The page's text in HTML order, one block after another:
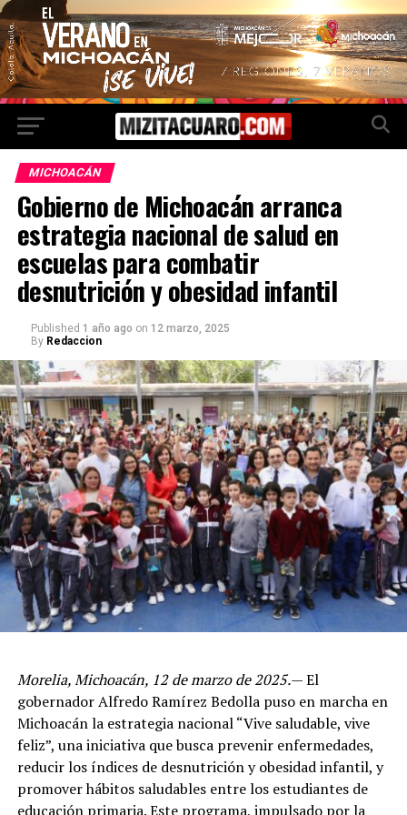
MICHOACÁN
Gobierno de Michoacán arranca
estrategia nacional de salud en
escuelas para combatir
desnutrición y obesidad infantil
Published 1 año ago on 12 marzo, 2025
By Redaccion
Morelia, Michoacán, 12 de marzo de 2025.— El
gobernador Alfredo Ramírez Bedolla puso en marcha en
Michoacán la estrategia nacional “Vive saludable, vive
feliz”, una iniciativa que busca prevenir enfermedades,
reducir los índices de desnutrición y obesidad infantil, y
promover hábitos saludables entre los estudiantes de
educación primaria. Este programa, impulsado por la